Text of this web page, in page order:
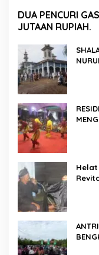
DUA PENCURI
JUTAAN RUPIAH.
Helat
ANTRIAN